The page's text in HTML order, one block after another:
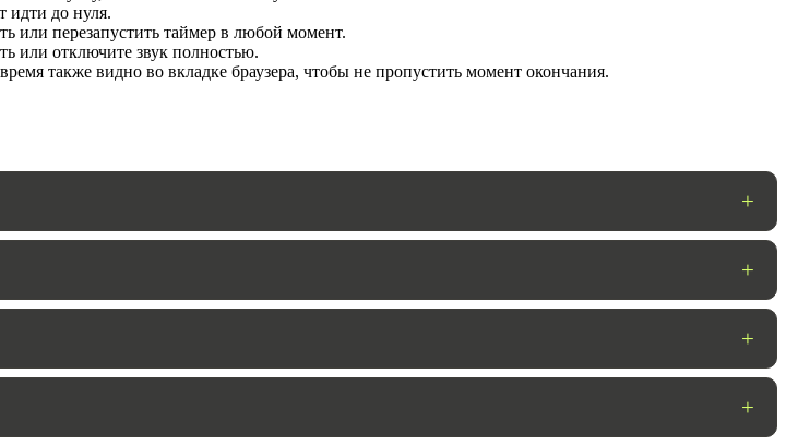
идти до нуля.
или перезапустить таймер в любой момент.
или отключите звук полностью.
также видно во вкладке браузера, чтобы не пропустить момент окончания.